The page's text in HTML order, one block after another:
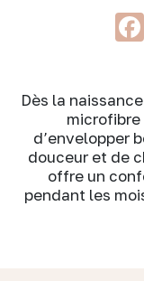
Dès la
d’envelopper
douceur et de
offre un
pendant les